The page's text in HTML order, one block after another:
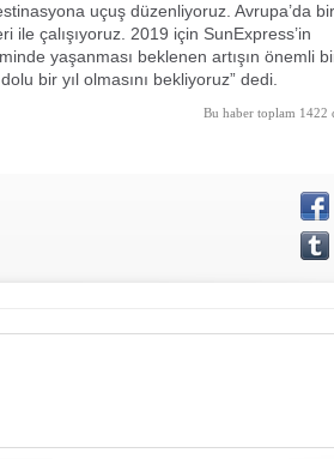
uçuş düzenliyoruz. Avrupa’da
ile çalışıyoruz. 2019 için SunExpress’in
yaşanması beklenen artışın önemli
bir yıl olmasını bekliyoruz” dedi.
Bu haber toplam 1422